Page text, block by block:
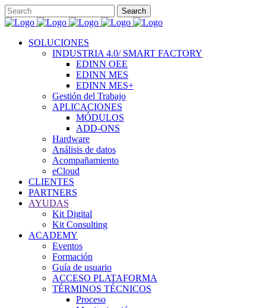
SOLUCIONES
INDUSTRIA 4.0/ SMART FACTORY
EDINN OEE
EDINN MES
EDINN MES+
Gestión del Trabajo
APLICACIONES
MÓDULOS
ADD-ONS
Hardware
Análisis de datos
Acompañamiento
eCloud
CLIENTES
PARTNERS
AYUDAS
Kit Digital
Kit Consulting
ACADEMY
Eventos
Formación
Guía de usuario
ACCESO PLATAFORMA
TÉRMINOS TÉCNICOS
Proceso